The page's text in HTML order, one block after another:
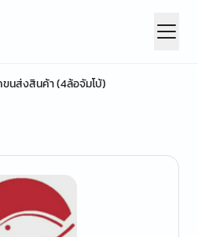
นส่งสินค้า (4ล้อจัมโบ้)